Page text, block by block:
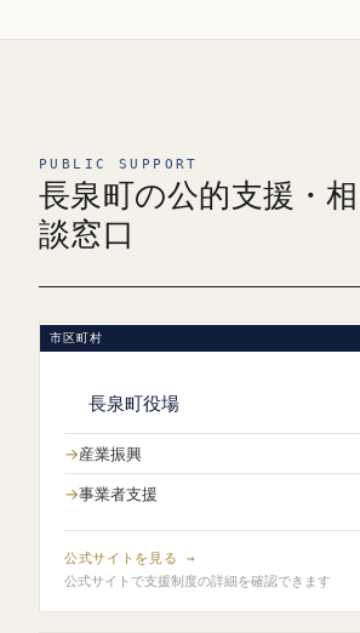
PUBLIC SUPPORT
長泉町の公的支援・相
談窓口
市区町村
長泉町役場
産業振興
事業者支援
公式サイトを見る →
公式サイトで支援制度の詳細を確認できます